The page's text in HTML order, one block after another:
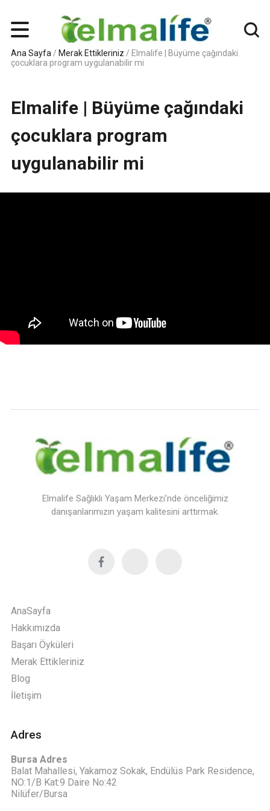
Ana Sayfa / Merak Ettikleriniz / Elmalife | Büyüme çağındaki
çocuklara program uygulanabilir mi
Elmalife | Büyüme çağındaki
çocuklara program
uygulanabilir mi
Elmalife Sağlıklı Yaşam Merkezi’nde önceliğimiz
danışanlarımızın yaşam kalitesini arttırmak.
AnaSayfa
Hakkımızda
Başarı Öyküleri
Merak Ettikleriniz
Blog
İletişim
Adres
Bursa Adres
Balat Mahallesi, Yakamoz Sokak, Endülüs Park Residence,
NO:1/B Kat:9 Daire No:42
Nilüfer/Bursa